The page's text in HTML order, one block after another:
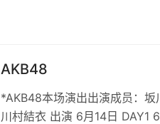
AKB48
*AKB48本场演出出演成员：
川村結衣 出演 6月14日 DAY1